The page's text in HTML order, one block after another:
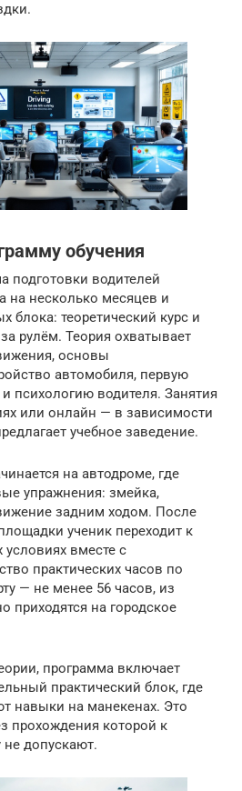
обучения
подготовки водителей
на несколько месяцев и
блока: теоретический курс и
рулём. Теория охватывает
основы
автомобиля, первую
психологию водителя. Занятия
или онлайн — в зависимости
учебное заведение.
на автодроме, где
упражнения: змейка,
задним ходом. После
ученик переходит к
вместе с
практических часов по
— не менее 56 часов, из
приходятся на городское
программа включает
практический блок, где
навыки на манекенах. Это
прохождения которой к
не допускают.